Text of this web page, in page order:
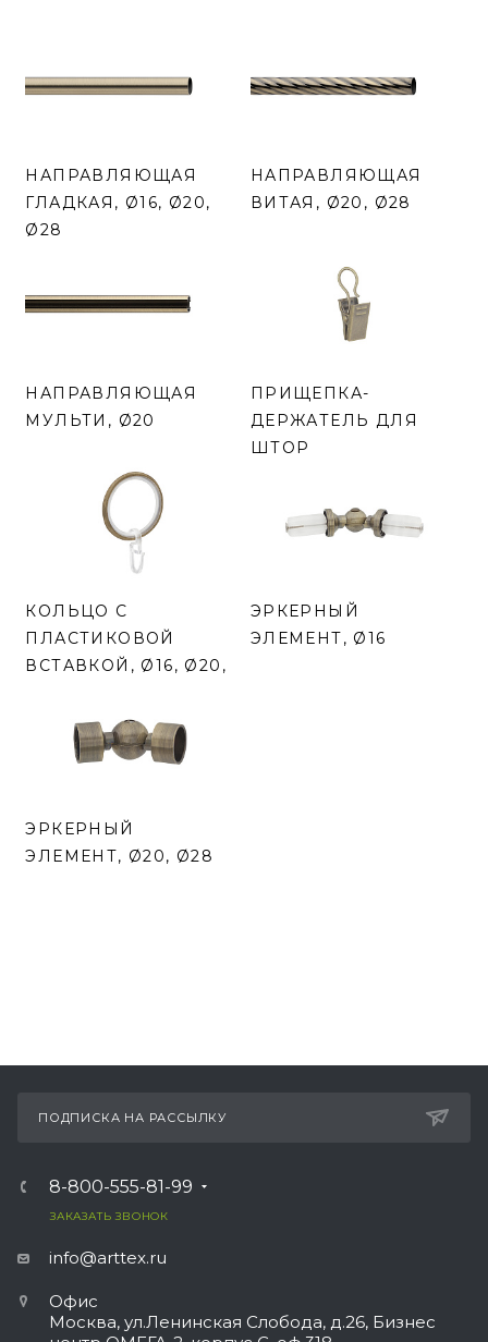
НАПРАВЛЯЮЩАЯ
ГЛАДКАЯ, Ø16, Ø20,
Ø28
НАПРАВЛЯЮЩАЯ
ВИТАЯ, Ø20, Ø28
НАПРАВЛЯЮЩАЯ
МУЛЬТИ, Ø20
ПРИЩЕПКА-
ДЕРЖАТЕЛЬ ДЛЯ
ШТОР
КОЛЬЦО С
ПЛАСТИКОВОЙ
ВСТАВКОЙ, Ø16, Ø20,
ЭРКЕРНЫЙ
ЭЛЕМЕНТ, Ø16
ЭРКЕРНЫЙ
ЭЛЕМЕНТ, Ø20, Ø28
ПОДПИСКА НА РАССЫЛКУ
8-800-555-81-99
ЗАКАЗАТЬ ЗВОНОК
info@arttex.ru
Офис
Москва, ул.Ленинская Слобода, д.26, Бизнес